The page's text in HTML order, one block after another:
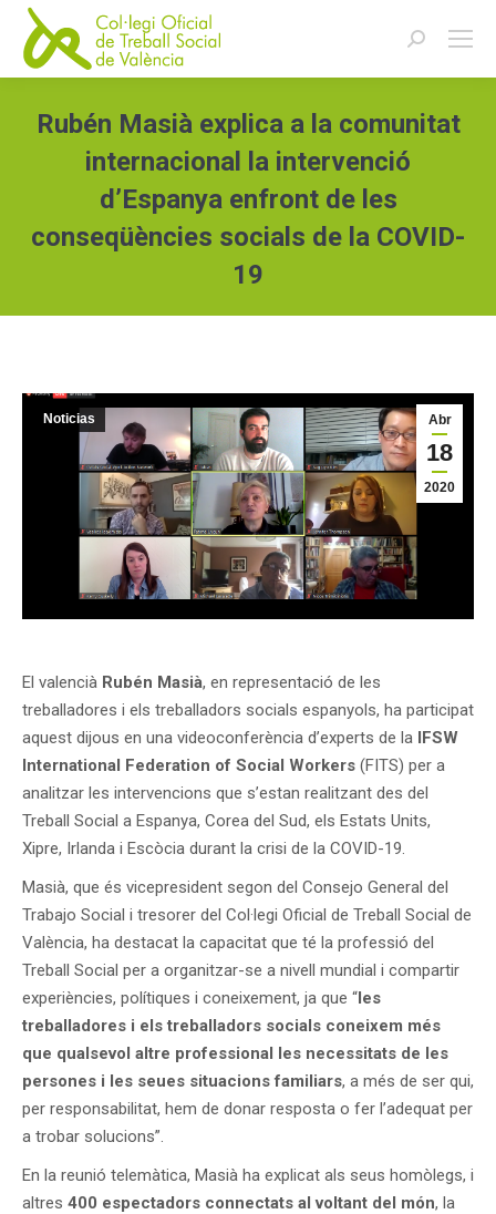
Buscar:
Rubén Masià explica a la comunitat
internacional la intervenció
d’Espanya enfront de les
conseqüències socials de la COVID-
19
Abr
18
2020
Noticias
El valencià Rubén Masià, en representació de les
treballadores i els treballadors socials espanyols, ha participat
aquest dijous en una videoconferència d’experts de la IFSW
International Federation of Social Workers (FITS) per a
analitzar les intervencions que s’estan realitzant des del
Treball Social a Espanya, Corea del Sud, els Estats Units,
Xipre, Irlanda i Escòcia durant la crisi de la COVID-19.
Masià, que és vicepresident segon del Consejo General del
Trabajo Social i tresorer del Col·legi Oficial de Treball Social de
València, ha destacat la capacitat que té la professió del
Treball Social per a organitzar-se a nivell mundial i compartir
experiències, polítiques i coneixement, ja que “les
treballadores i els treballadors socials coneixem més
que qualsevol altre professional les necessitats de les
persones i les seues situacions familiars, a més de ser qui,
per responsabilitat, hem de donar resposta o fer l’adequat per
a trobar solucions”.
En la reunió telemàtica, Masià ha explicat als seus homòlegs, i
altres 400 espectadors connectats al voltant del món, la